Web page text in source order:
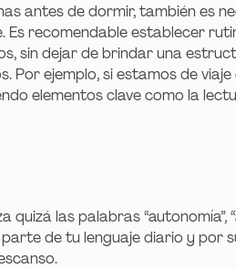
antes de dormir, también es
recomendable establecer
sin dejar de brindar una
Por ejemplo, si estamos de
elementos clave como la
las palabras “autonomía”,
parte de tu lenguaje diario y por